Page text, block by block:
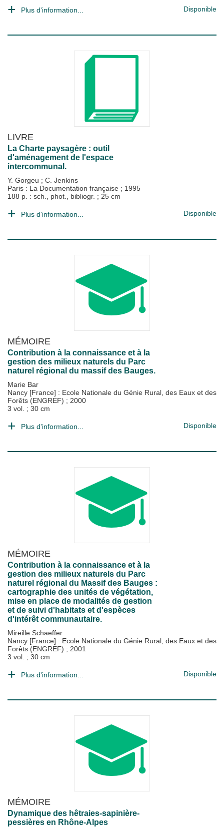
Plus d'information... Disponible
LIVRE
La Charte paysagère : outil
d'aménagement de l'espace
intercommunal.
Y. Gorgeu ; C. Jenkins
Paris : La Documentation française ; 1995
188 p. : sch., phot., bibliogr. ; 25 cm
Plus d'information... Disponible
MÉMOIRE
Contribution à la connaissance et à la
gestion des milieux naturels du Parc
naturel régional du massif des Bauges.
Marie Bar
Nancy [France] : Ecole Nationale du Génie Rural, des Eaux et des
Forêts (ENGREF) ; 2000
3 vol. ; 30 cm
Plus d'information... Disponible
MÉMOIRE
Contribution à la connaissance et à la
gestion des milieux naturels du Parc
naturel régional du Massif des Bauges :
cartographie des unités de végétation,
mise en place de modalités de gestion
et de suivi d'habitats et d'espèces
d'intérêt communautaire.
Mireille Schaeffer
Nancy [France] : Ecole Nationale du Génie Rural, des Eaux et des
Forêts (ENGREF) ; 2001
3 vol. ; 30 cm
Plus d'information... Disponible
MÉMOIRE
Dynamique des hêtraies-sapinière-
pessières en Rhône-Alpes